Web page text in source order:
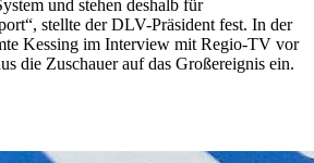
und stehen deshalb für
stellte der DLV-Präsident fest. In der
Kessing im Interview mit Regio-TV vor
die Zuschauer auf das Großereignis ein.